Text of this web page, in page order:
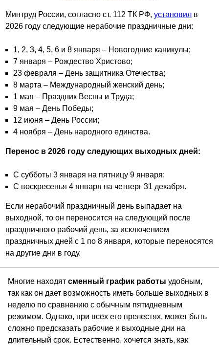
Минтруд России, согласно ст. 112 ТК РФ,установил в
2026 году следующие нерабочие праздничные дни:
1, 2, 3, 4, 5, 6 и 8 января – Новогодние каникулы;
7 января – Рождество Христово;
23 февраля – День защитника Отечества;
8 марта – Международный женский день;
1 мая – Праздник Весны и Труда;
9 мая – День Победы;
12 июня – День России;
4 ноября – День народного единства.
Перенос в 2026 году следующих выходных дней:
С субботы 3 января на пятницу 9 января;
С воскресенья 4 января на четверг 31 декабря.
Если нерабочий праздничный день выпадает на
выходной, то он переносится на следующий после
праздничного рабочий день, за исключением
праздничных дней с 1 по 8 января, которые переносятся
на другие дни в году.
Многие находят сменный график работы удобным,
так как он дает возможность иметь больше выходных в
неделю по сравнению с обычным пятидневным
режимом. Однако, при всех его прелестях, может быть
сложно предсказать рабочие и выходные дни на
длительный срок. Естественно, хочется знать, как